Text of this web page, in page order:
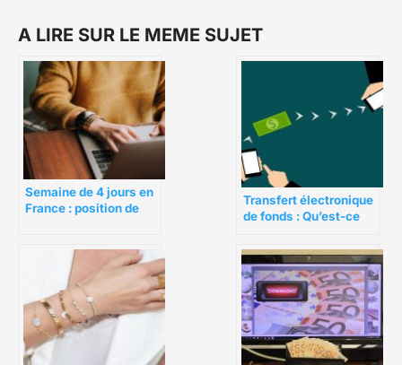
A LIRE SUR LE MEME SUJET
Semaine de 4 jours en
France : position de
Transfert électronique
de fonds : Qu’est-ce